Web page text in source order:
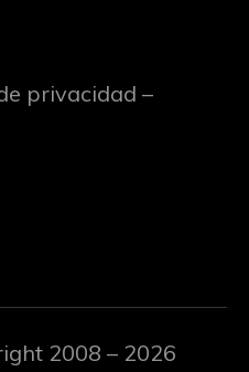
privacidad –
2008 – 2026